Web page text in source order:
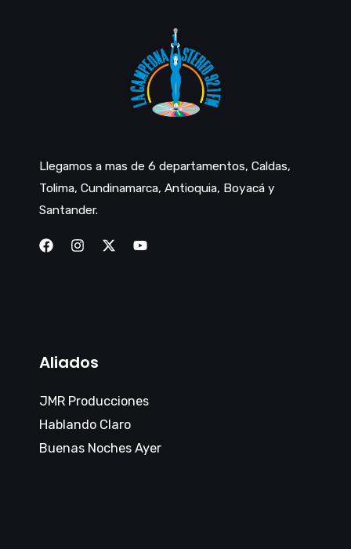
Llegamos a mas de 6 departamentos, Caldas,
Tolima, Cundinamarca, Antioquia, Boyacá y
Santander.
Aliados
JMR Producciones
Hablando Claro
Buenas Noches Ayer